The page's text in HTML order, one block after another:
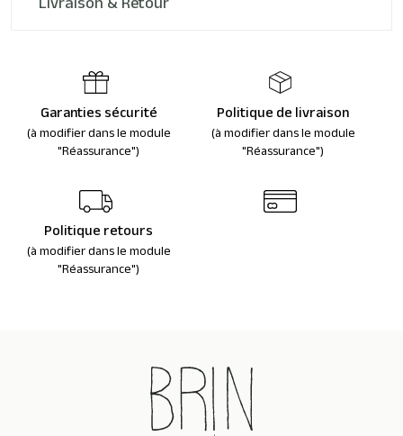
Livraison & Retour
Garanties sécurité
(à modifier dans le module
"Réassurance")
Politique de livraison
(à modifier dans le module
"Réassurance")
Politique retours
(à modifier dans le module
"Réassurance")